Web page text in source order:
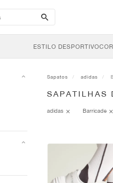
search-
btn
ESTILO DESPORTIVO
Sapatos adidas
SAPATILHAS
adidas Barricade